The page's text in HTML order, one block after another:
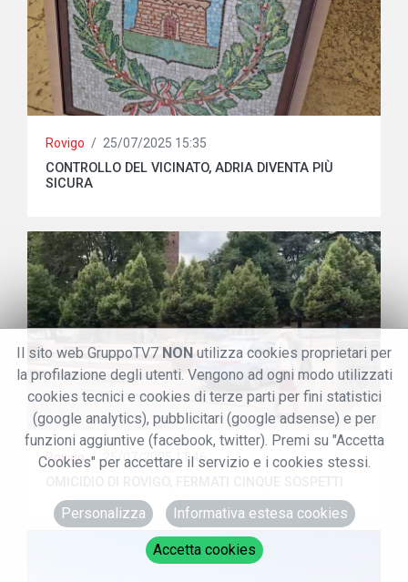
Rovigo / 25/07/2025 15:35
CONTROLLO DEL VICINATO, ADRIA DIVENTA PIÙ
SICURA
Rovigo / 25/07/2025 11:46
Il sito web GruppoTV7 NON utilizza cookies proprietari per
la profilazione degli utenti. Vengono ad ogni modo utilizzati
cookies tecnici e cookies di terze parti per fini statistici
(google analytics), pubblicitari (google adsense) e per
funzioni aggiuntive (facebook, twitter). Premi su "Accetta
Cookies" per accettare il servizio e i cookies stessi.
Personalizza Informativa estesa cookies
Accetta cookies